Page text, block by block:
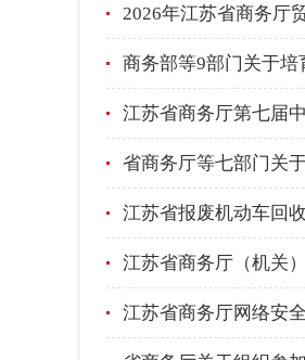
2026年江苏省商务厅
商务部等9部门关于
江苏省商务厅第七届
省商务厅等七部门关
江苏省报废机动车回
江苏省商务厅（机关
江苏省商务厅网络安